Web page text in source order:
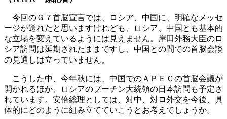
今回のＧ７首脳宣言では、ロシア、中国に、明確なメッセ
ージが送れたと思いますけれども、ロシア、中国とも基本的
な立場を変えているようには見えません。岸田外務大臣のロ
シア訪問は延期されたままですし、中国との間での首脳会談
の見通しは立っていません。
こうした中、今年秋には、中国でのＡＰＥＣの首脳会議が
開かれるほか、ロシアのプーチン大統領の日本訪問も予定さ
れています。安倍総理としては、対中、対ロ外交を今後、具
体的にどのように組み立てていこうとお考えでしょうか。